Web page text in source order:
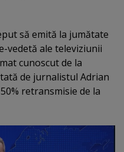
să emită la jumătate
vedetă ale televiziunii
cunoscut de la
de jurnalistul Adrian
retransmisie de la